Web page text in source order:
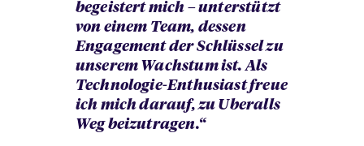
begeistert mich – unterstützt
von einem Team, dessen
Engagement der Schlüssel zu
unserem Wachstum ist. Als
Technologie-Enthusiast freue
ich mich darauf, zu Uberalls
Weg beizutragen.“